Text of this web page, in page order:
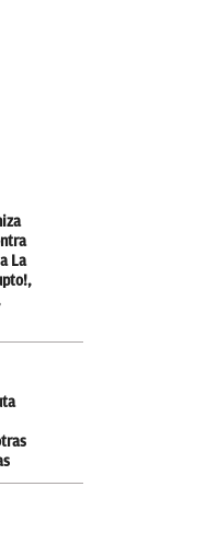
La